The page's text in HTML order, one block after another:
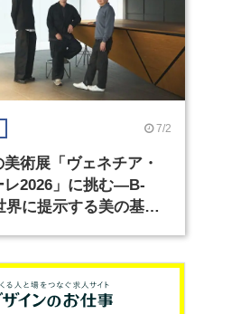
7/2
術展「ヴェネチア・
レ2026」に挑む―B-
界に提示する美の基準